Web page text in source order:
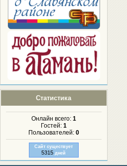
Статистика
Онлайн всего: 1
Гостей: 1
Пользователей: 0
Сайт существует
5315 дней